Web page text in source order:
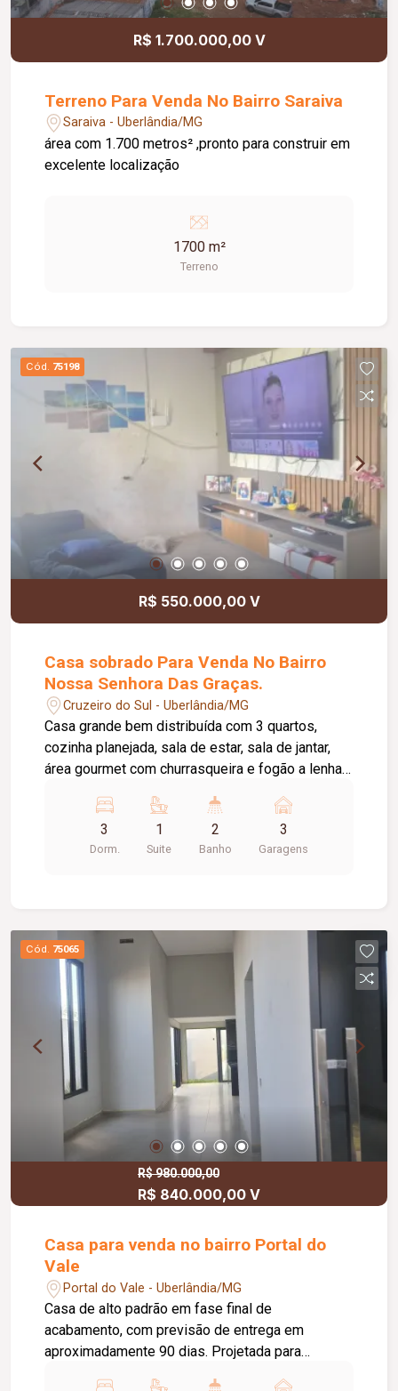
R$ 1.700.000,00 V
Terreno Para Venda No Bairro Saraiva
Saraiva - Uberlândia/MG
área com 1.700 metros² ,pronto para construir em
excelente localização
1700 m²
Terreno
Cód. 75198
R$ 550.000,00 V
Casa sobrado Para Venda No Bairro
Nossa Senhora Das Graças.
Cruzeiro do Sul - Uberlândia/MG
Casa grande bem distribuída com 3 quartos,
cozinha planejada, sala de estar, sala de jantar,
área gourmet com churrasqueira e fogão a lenha,
3
Dorm.
1
Suite
2
Banho
3
Garagens
Cód. 75065
R$ 980.000,00
R$ 840.000,00 V
Casa para venda no bairro Portal do
Vale
Portal do Vale - Uberlândia/MG
Casa de alto padrão em fase final de
acabamento, com previsão de entrega em
aproximadamente 90 dias. Projetada para